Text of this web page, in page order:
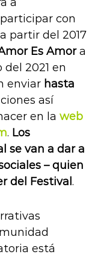
con
partir del 2017
Es Amora
2021 en
enviar hasta
así
en la web
. Los
se van a dar a
– quien
del Festival.
está